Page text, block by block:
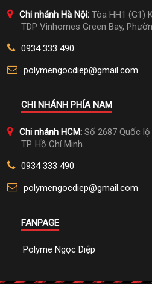
Chi nhánh Hà Nội: Tòa HH1 (G1)
TDP Vinhomes Green Bay,
0934 333 490
polymengocdiep@gmail.com
CHI NHÁNH PHÍA NAM
Chi nhánh HCM: Số 2687 Quốc
TP. Hồ Chí Minh.
0934 333 490
polymengocdiep@gmail.com
FANPAGE
Polyme Ngọc Diệp